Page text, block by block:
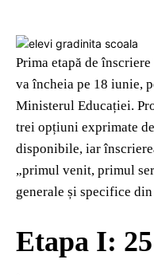
Prima etapă de
va încheia pe 18 iunie,
Ministerul Educației.
trei opțiuni exprimate
disponibile, iar
„primul venit, primul
generale și specifice
Etapa I: